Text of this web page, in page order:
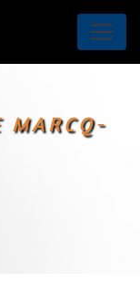
MARCQ-